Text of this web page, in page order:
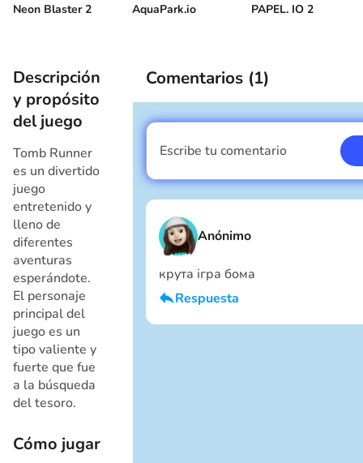
Neon Blaster 2 AquaPark.io PAPEL. IO 2
Descripción
y propósito
del juego
Tomb Runner
es un divertido
juego
entretenido y
lleno de
diferentes
aventuras
esperándote.
El personaje
principal del
juego es un
tipo valiente y
fuerte que fue
a la búsqueda
del tesoro.
Cómo jugar
Comentarios (1)
Anónimo
крута ігра бома
Respuesta
Soy un chico
Escribe tu comentario
Soy un chico